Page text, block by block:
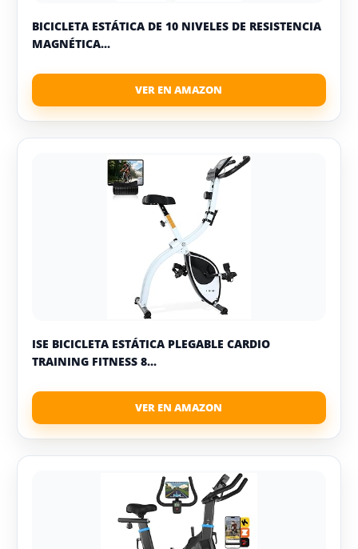
BICICLETA ESTÁTICA DE 10 NIVELES DE RESISTENCIA
MAGNÉTICA...
ISE BICICLETA ESTÁTICA PLEGABLE CARDIO
TRAINING FITNESS 8...